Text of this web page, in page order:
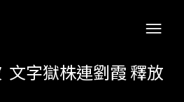
文字獄株連劉霞 釋放